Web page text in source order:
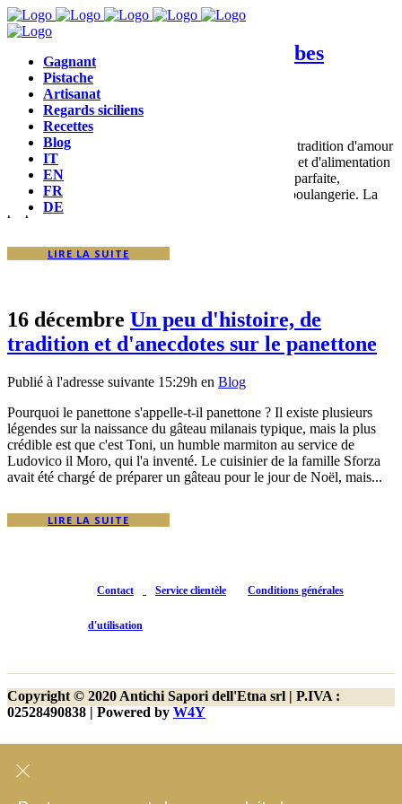
Gagnant
Pistache
Artisanat
Regards siciliens
Recettes
Blog
IT
EN
FR
DE
17 Fév
La fabrication de colombes
artisanales
Publié à l'adresse suivante 14:53h
Nos colombes artisanales sont le fruit d'une longue tradition d'amour
du détail. Nous gardons les méthodes de traitement et d'alimentation
du levain, un secret qui permet d'obtenir une levée parfaite,
parfumée et odorante à la base de nos produits de boulangerie. La
préparation du...
LIRE LA SUITE
16 décembre Un peu d'histoire, de
tradition et d'anecdotes sur le panettone
Publié à l'adresse suivante 15:29h en Blog
Pourquoi le panettone s'appelle-t-il panettone ? Il existe plusieurs
légendes sur la naissance du gâteau milanais typique, mais la plus
crédible est que c'est Toni, un humble marmiton au service de
Ludovico il Moro, qui l'a inventé. Le cuisinier de la famille Sforza
avait été chargé de préparer un gâteau pour le jour de Noël, mais...
LIRE LA SUITE
Contact Service clientèle Conditions générales
d'utilisation
Copyright © 2020 Antichi Sapori dell'Etna srl | P.IVA :
02528490838 | Powered by W4Y